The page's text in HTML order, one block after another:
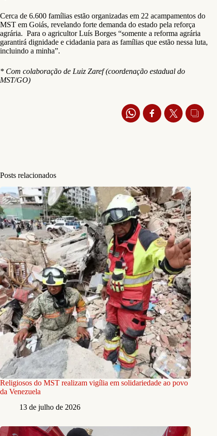
Cerca de 6.600 famílias estão organizadas em 22 acampamentos do
MST em Goiás, revelando forte demanda do estado pela reforça
agrária. Para o agricultor Luís Borges “somente a reforma agrária
garantirá dignidade e cidadania para as famílias que estão nessa luta,
incluindo a minha”.
* Com colaboração de Luiz Zaref (coordenação estadual do
MST/GO)
Posts relacionados
Religiosos do MST realizam vigília em solidariedade ao povo
da Venezuela
13 de julho de 2026